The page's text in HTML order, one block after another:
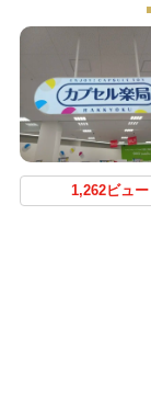
1,262ビュー